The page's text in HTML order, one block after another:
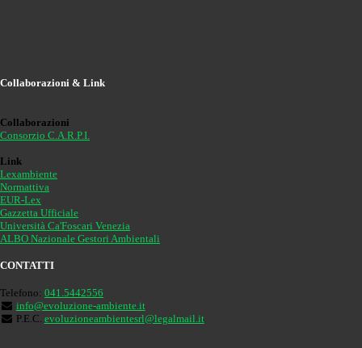
Collaborazioni & Link
Collaborazioni
Consorzio C.A.R.P.I.
Link
Lexambiente
Normattiva
EUR-Lex
Gazzetta Ufficiale
Università Ca'Foscari Venezia
ALBO Nazionale Gestori Ambientali
CONTATTI
Telefono: 041.5442556
info@evoluzione-ambiente.it
P.E.C. evoluzioneambientesrl@legalmail.it